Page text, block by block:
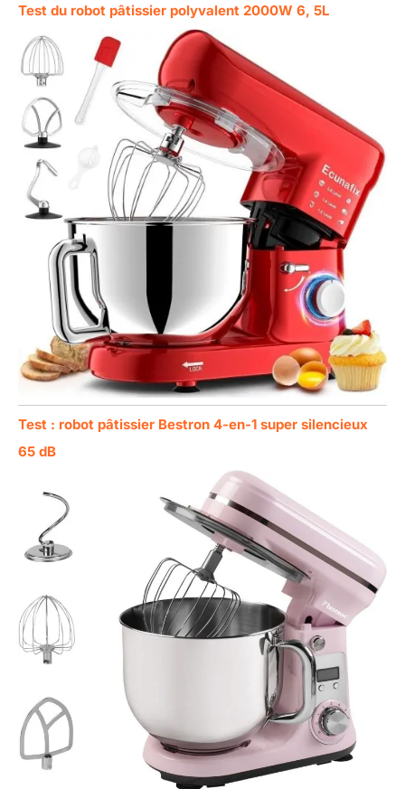
Test du robot pâtissier polyvalent 2000W 6, 5L
Test : robot pâtissier Bestron 4-en-1 super silencieux
65 dB